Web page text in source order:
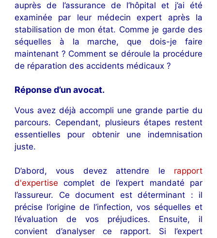
auprès de l’assurance de l’hôpital et j’ai été
examinée par leur médecin expert après la
stabilisation de mon état. Comme je garde des
séquelles à la marche, que dois-je faire
maintenant ? Comment se déroule la procédure
de réparation des accidents médicaux ?
Réponse d’un avocat.
Vous avez déjà accompli une grande partie du
parcours. Cependant, plusieurs étapes restent
essentielles pour obtenir une indemnisation
juste.
D’abord, vous devez attendre le rapport
d'expertise complet de l’expert mandaté par
l’assureur. Ce document est déterminant : il
précise l’origine de l’infection, vos séquelles et
l’évaluation de vos préjudices. Ensuite, il
convient d’analyser ce rapport. Si l’expert